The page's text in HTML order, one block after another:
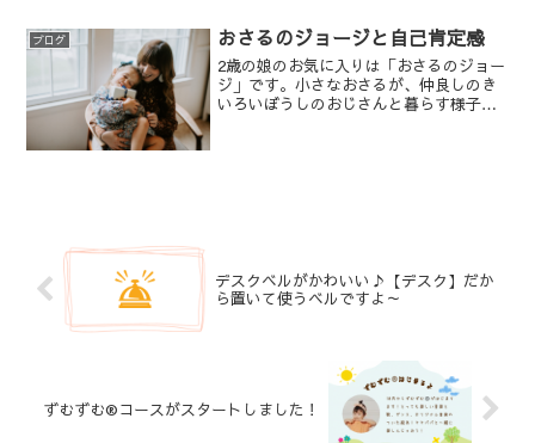
りやすいから気を...
ブログ おさるのジョージと自己肯定感
2歳の娘のお気に入りは「おさるのジョー
ジ」です。小さなおさるが、仲良しのき
いろいぼうしのおじさんと暮らす様子を
デスクベルがかわいい♪【デスク】だか
ら置いて使うベルですよ～
ずむずむ®️コースがスタートしました！